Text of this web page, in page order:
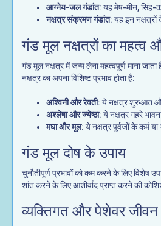
आग्नेय-जल गंडांत: यह मेष-मीन, सिंह-
नक्षत्र संक्रमण गंडांत: यह इन नक्षत्रों
गंड मूल नक्षत्रों का महत्व
गंड मूल नक्षत्र में जन्म लेना महत्वपूर्ण माना
नक्षत्र का अपना विशिष्ट प्रभाव होता है:
अश्विनी और रेवती: ये नक्षत्र शुरुआत
अश्लेषा और ज्येष्ठा: ये नक्षत्र गहरे
मघा और मूल: ये नक्षत्र पूर्वजों के कर्म
गंड मूल दोष के उपाय
चुनौतीपूर्ण प्रभावों को कम करने के लिए विशेष
शांत करने के लिए आशीर्वाद प्राप्त करने की
व्यक्तिगत और पेशेवर जीवन